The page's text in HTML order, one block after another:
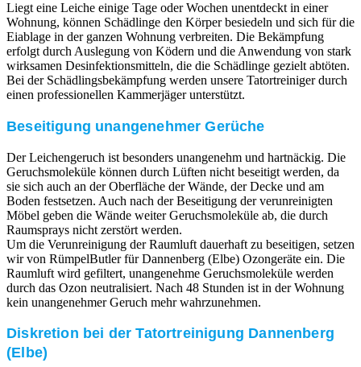
Liegt eine Leiche einige Tage oder Wochen unentdeckt in einer
Wohnung, können Schädlinge den Körper besiedeln und sich für die
Eiablage in der ganzen Wohnung verbreiten. Die Bekämpfung
erfolgt durch Auslegung von Ködern und die Anwendung von stark
wirksamen Desinfektionsmitteln, die die Schädlinge gezielt abtöten.
Bei der Schädlingsbekämpfung werden unsere Tatortreiniger durch
einen professionellen Kammerjäger unterstützt.
Beseitigung unangenehmer Gerüche
Der Leichengeruch ist besonders unangenehm und hartnäckig. Die
Geruchsmoleküle können durch Lüften nicht beseitigt werden, da
sie sich auch an der Oberfläche der Wände, der Decke und am
Boden festsetzen. Auch nach der Beseitigung der verunreinigten
Möbel geben die Wände weiter Geruchsmoleküle ab, die durch
Raumsprays nicht zerstört werden.
Um die Verunreinigung der Raumluft dauerhaft zu beseitigen, setzen
wir von RümpelButler für Dannenberg (Elbe) Ozongeräte ein. Die
Raumluft wird gefiltert, unangenehme Geruchsmoleküle werden
durch das Ozon neutralisiert. Nach 48 Stunden ist in der Wohnung
kein unangenehmer Geruch mehr wahrzunehmen.
Diskretion bei der Tatortreinigung Dannenberg
(Elbe)